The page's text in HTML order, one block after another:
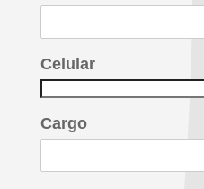
Celular
Cargo